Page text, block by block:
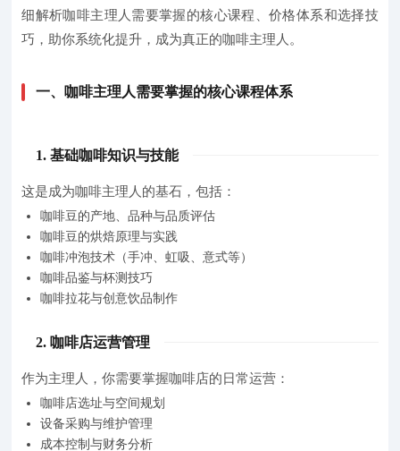
细解析咖啡主理人需要掌握的核心课程、价格体系和选择技
巧，助你系统化提升，成为真正的咖啡主理人。
一、咖啡主理人需要掌握的核心课程体系
1. 基础咖啡知识与技能
这是成为咖啡主理人的基石，包括：
咖啡豆的产地、品种与品质评估
咖啡豆的烘焙原理与实践
咖啡冲泡技术（手冲、虹吸、意式等）
咖啡品鉴与杯测技巧
咖啡拉花与创意饮品制作
2. 咖啡店运营管理
作为主理人，你需要掌握咖啡店的日常运营：
咖啡店选址与空间规划
设备采购与维护管理
成本控制与财务分析